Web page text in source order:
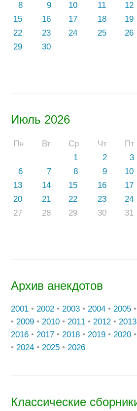
8
9 10 11 12
15
16 17 18 19
22
23 24 25 26
29
30
Июль 2026
Пн Вт Ср Чт Пт
1
2 3
6
7 8 9 10
13
14 15 16 17
20
21 22 23 24
27
28 29 30 31
Архив анекдотов
2001 • 2002 • 2003 • 2004 • 2005 •
• 2009 • 2010 • 2011 • 2012 • 2013
2016 • 2017 • 2018 • 2019 • 2020 •
• 2024 • 2025 • 2026
Классические